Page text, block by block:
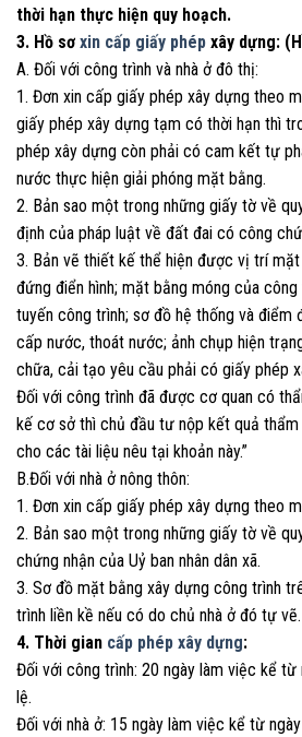
thời hạn thực hiện quy hoạch.
3. Hồ sơ xin cấp giấy phép xây dựng:
A. Đối với công trình và nhà ở đô thị:
1. Đơn xin cấp giấy phép xây dựng theo
giấy phép xây dựng tạm có thời hạn thì
phép xây dựng còn phải có cam kết tự
nước thực hiện giải phóng mặt bằng.
2. Bản sao một trong những giấy tờ về
định của pháp luật về đất đai có công
3. Bản vẽ thiết kế thể hiện được vị trí
đứng điển hình; mặt bằng móng của
tuyến công trình; sơ đồ hệ thống và điểm
cấp nước, thoát nước; ảnh chụp hiện
chữa, cải tạo yêu cầu phải có giấy phép
Đối với công trình đã được cơ quan có
kế cơ sở thì chủ đầu tư nộp kết quả
cho các tài liệu nêu tại khoản này.”
B.Đối với nhà ở nông thôn:
1. Đơn xin cấp giấy phép xây dựng theo
2. Bản sao một trong những giấy tờ về
chứng nhận của Uỷ ban nhân dân xã.
3. Sơ đồ mặt bằng xây dựng công trình
trình liền kề nếu có do chủ nhà ở đó tự vẽ.
4. Thời gian cấp phép xây dựng:
Đối với công trình: 20 ngày làm việc kể từ
lệ.
Đối với nhà ở: 15 ngày làm việc kể từ